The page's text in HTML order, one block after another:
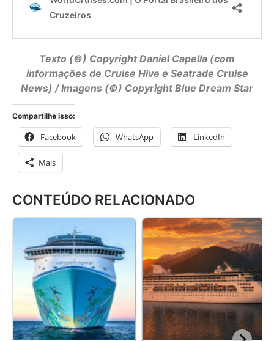
Texto (©) CopyrightDaniel Capella (com
informações de Cruise Hive e Seatrade Cruise
News) / Imagens (©) Copyright Blue Dream Star
Compartilhe isso:
Facebook WhatsApp LinkedIn
Mais
CONTEÚDO RELACIONADO